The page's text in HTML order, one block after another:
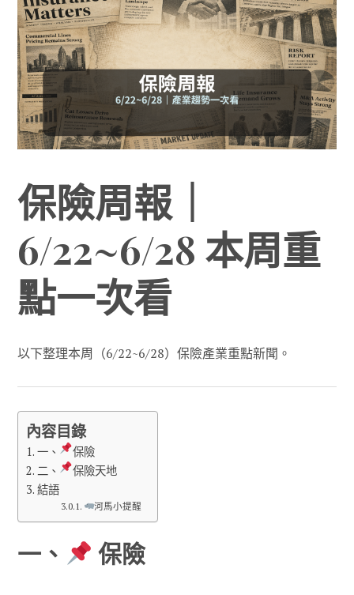
保險周報｜
6/22~6/28 本周重
點一次看
以下整理本周（6/22~6/28）保險產業重點新聞。
內容目錄
一、
保險
二、
保險天地
結語
河馬小提醒
一、 保險